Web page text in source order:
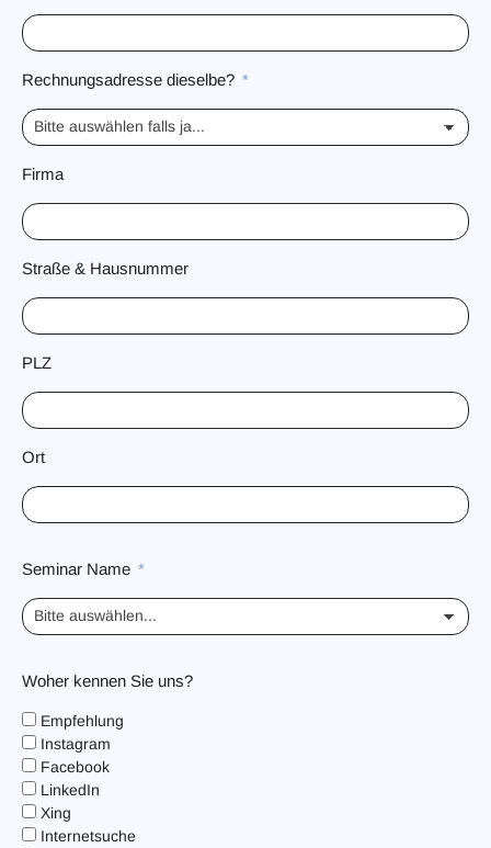
Rechnungsadresse dieselbe?
Firma
Straße & Hausnummer
PLZ
Ort
Seminar Name
Woher kennen Sie uns?
Empfehlung
Instagram
Facebook
LinkedIn
Xing
Internetsuche